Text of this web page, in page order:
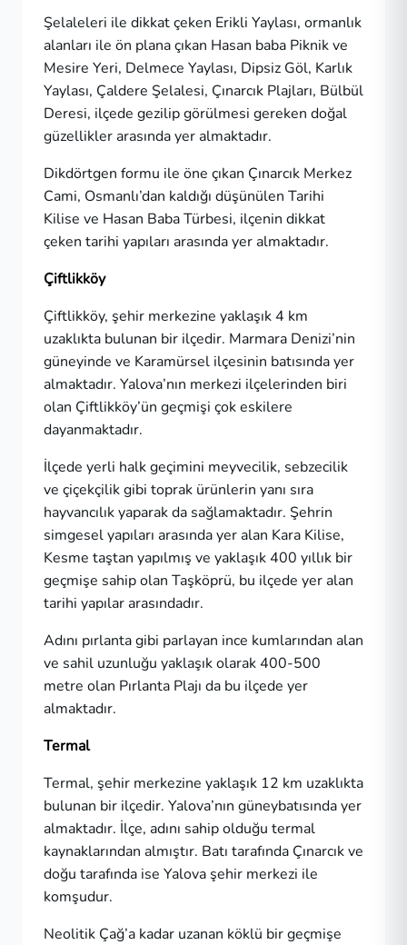
Şelaleleri ile dikkat çeken Erikli Yaylası, ormanlık
alanları ile ön plana çıkan Hasan baba Piknik ve
Mesire Yeri, Delmece Yaylası, Dipsiz Göl, Karlık
Yaylası, Çaldere Şelalesi, Çınarcık Plajları, Bülbül
Deresi, ilçede gezilip görülmesi gereken doğal
güzellikler arasında yer almaktadır.
Dikdörtgen formu ile öne çıkan Çınarcık Merkez
Cami, Osmanlı’dan kaldığı düşünülen Tarihi
Kilise ve Hasan Baba Türbesi, ilçenin dikkat
çeken tarihi yapıları arasında yer almaktadır.
Çiftlikköy
Çiftlikköy, şehir merkezine yaklaşık 4 km
uzaklıkta bulunan bir ilçedir. Marmara Denizi’nin
güneyinde ve Karamürsel ilçesinin batısında yer
almaktadır. Yalova’nın merkezi ilçelerinden biri
olan Çiftlikköy’ün geçmişi çok eskilere
dayanmaktadır.
İlçede yerli halk geçimini meyvecilik, sebzecilik
ve çiçekçilik gibi toprak ürünlerin yanı sıra
hayvancılık yaparak da sağlamaktadır. Şehrin
simgesel yapıları arasında yer alan Kara Kilise,
Kesme taştan yapılmış ve yaklaşık 400 yıllık bir
geçmişe sahip olan Taşköprü, bu ilçede yer alan
tarihi yapılar arasındadır.
Adını pırlanta gibi parlayan ince kumlarından alan
ve sahil uzunluğu yaklaşık olarak 400-500
metre olan Pırlanta Plajı da bu ilçede yer
almaktadır.
Termal
Termal, şehir merkezine yaklaşık 12 km uzaklıkta
bulunan bir ilçedir. Yalova’nın güneybatısında yer
almaktadır. İlçe, adını sahip olduğu termal
kaynaklarından almıştır. Batı tarafında Çınarcık ve
doğu tarafında ise Yalova şehir merkezi ile
komşudur.
Neolitik Çağ’a kadar uzanan köklü bir geçmişe